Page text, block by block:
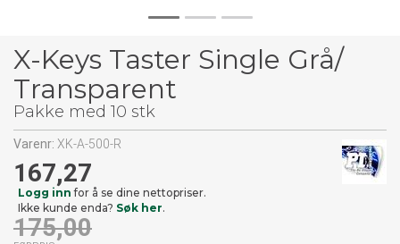
X-Keys Taster Single Grå/
Transparent
Pakke med 10 stk
Varenr: XK-A-500-R
167,27
Logg inn for å se dine nettopriser.
Ikke kunde enda? Søk her.
175,00